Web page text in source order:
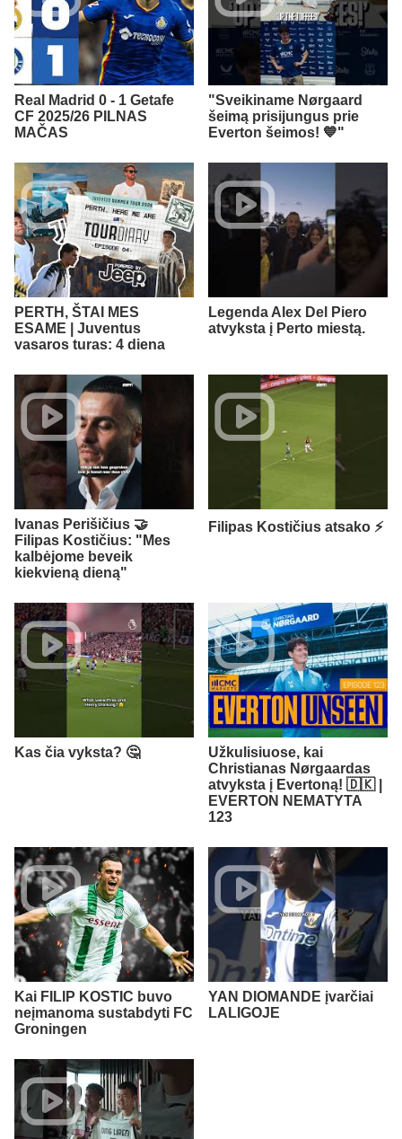
Real Madrid 0 - 1 Getafe
CF 2025/26 PILNAS
MAČAS
"Sveikiname Nørgaard
šeimą prisijungus prie
Everton šeimos! 💙"
PERTH, ŠTAI MES
ESAME | Juventus
vasaros turas: 4 diena
Legenda Alex Del Piero
atvyksta į Perto miestą.
Ivanas Perišičius 🤝
Filipas Kostičius: "Mes
kalbėjome beveik
kiekvieną dieną"
Filipas Kostičius atsako ⚡
Kas čia vyksta? 🤔
Užkulisiuose, kai
Christianas Nørgaardas
atvyksta į Evertoną! 🇩🇰 |
EVERTON NEMATYTA
123
Kai FILIP KOSTIC buvo
neįmanoma sustabdyti FC
Groningen
YAN DIOMANDE įvarčiai
LALIGOJE